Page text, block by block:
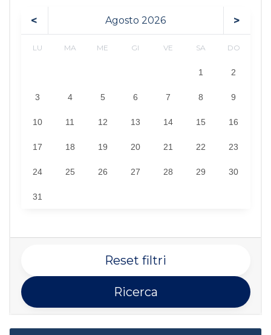
< >
Agosto 2026
LU MA ME GI VE SA DO
1 2
3 4 5 6 7 8 9
10 11 12 13 14 15 16
17 18 19 20 21 22 23
24 25 26 27 28 29 30
31
Reset filtri
Ricerca